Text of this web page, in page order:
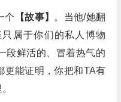
个 【故事】
。当他/她翻
属于你们的私人博物
段鲜活的、冒着热气的
更能证明，你把和TA有